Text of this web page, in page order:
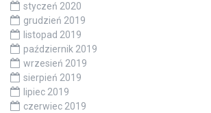
styczeń 2020
grudzień 2019
listopad 2019
październik 2019
wrzesień 2019
sierpień 2019
lipiec 2019
czerwiec 2019